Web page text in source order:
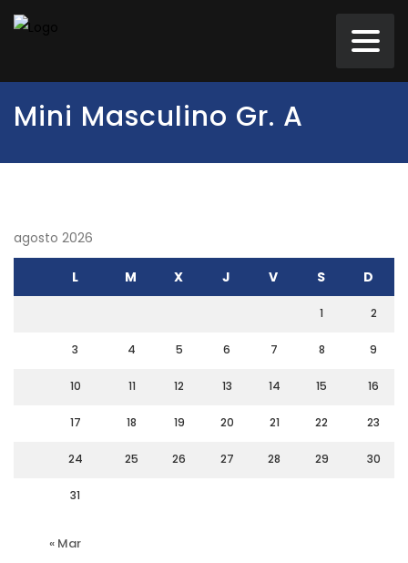
Mini Masculino Gr. A
agosto 2026
L M X J V S D
« Mar
1 2
3 4 5 6 7 8 9
10 11 12 13 14 15 16
17 18 19 20 21 22 23
24 25 26 27 28 29 30
31